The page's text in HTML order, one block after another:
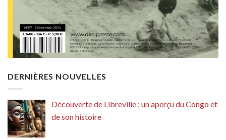
DERNIÈRES NOUVELLES
Découverte de Libreville : un aperçu du Congo et
de son histoire